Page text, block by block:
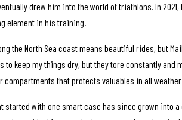
drew him into the world of triathlons. In
element in his training.
the North Sea coast means beautiful rides, but
to keep my things dry, but they tore constantly
compartments that protects valuables in all
started with one smart case has since grown into